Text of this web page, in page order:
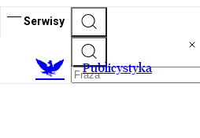
Serwisy
Publicystyka